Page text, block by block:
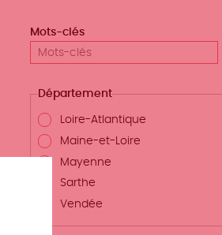
Mots-clés
Département
Loire-Atlantique
Maine-et-Loire
Mayenne
Sarthe
Vendée